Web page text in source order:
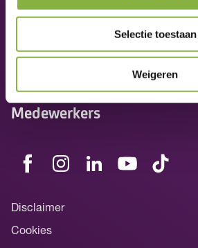
Selectie toestaan
Weigeren
Algemene voorwaarden
zorgovereenkomst
Medewerkers
Disclaimer
Cookies